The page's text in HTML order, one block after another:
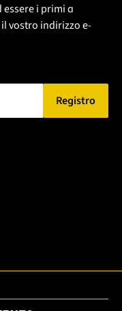
i primi a
vostro indirizzo e-
ein.
Registro